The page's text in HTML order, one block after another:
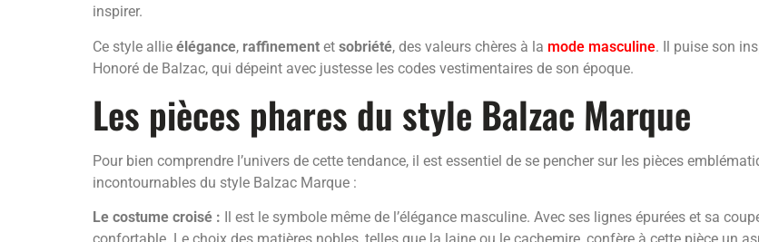
inspirer.
Ce style allie élégance, raffinement et sobriété, des valeurs chères à la mode masculine. Il puise son
Honoré de Balzac, qui dépeint avec justesse les codes vestimentaires de son époque.
Les pièces phares du style Balzac Marque
Pour bien comprendre l’univers de cette tendance, il est essentiel de se pencher sur les pièces
incontournables du style Balzac Marque :
Le costume croisé : Il est le symbole même de l’élégance masculine. Avec ses lignes épurées et sa